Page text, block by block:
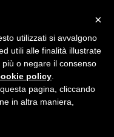
×
utilizzati si avvalgono
utili alle finalità illustrate
o negare il consenso
policy
pagina, cliccando
in altra maniera,